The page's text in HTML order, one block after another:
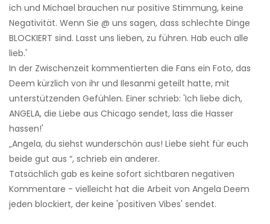
ich und Michael brauchen nur positive Stimmung, keine
Negativität. Wenn Sie @ uns sagen, dass schlechte Dinge
BLOCKIERT sind. Lasst uns lieben, zu führen. Hab euch alle
lieb.'
In der Zwischenzeit kommentierten die Fans ein Foto, das
Deem kürzlich von ihr und Ilesanmi geteilt hatte, mit
unterstützenden Gefühlen. Einer schrieb: 'Ich liebe dich,
ANGELA, die Liebe aus Chicago sendet, lass die Hasser
hassen!'
„Angela, du siehst wunderschön aus! Liebe sieht für euch
beide gut aus “, schrieb ein anderer.
Tatsächlich gab es keine sofort sichtbaren negativen
Kommentare - vielleicht hat die Arbeit von Angela Deem
jeden blockiert, der keine 'positiven Vibes' sendet.